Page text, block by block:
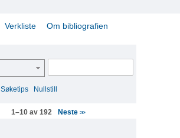
Verkliste Om bibliografien
Søketips Nullstill
1–10 av 192 Neste >>